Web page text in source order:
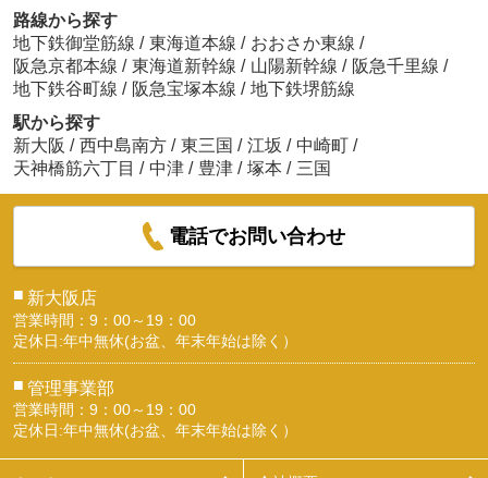
路線から探す
地下鉄御堂筋線 / 東海道本線 / おおさか東線 /
阪急京都本線 / 東海道新幹線 / 山陽新幹線 / 阪急千里線 /
地下鉄谷町線 / 阪急宝塚本線 / 地下鉄堺筋線
駅から探す
新大阪 / 西中島南方 / 東三国 / 江坂 / 中崎町 /
天神橋筋六丁目 / 中津 / 豊津 / 塚本 / 三国
電話でお問い合わせ
■ 新大阪店
営業時間：9：00～19：00
定休日:年中無休(お盆、年末年始は除く）
■ 管理事業部
営業時間：9：00～19：00
定休日:年中無休(お盆、年末年始は除く）